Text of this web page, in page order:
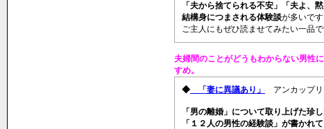
「夫から捨てられる不安」「夫よ、
結構身につまされる体験談が多いです
ご主人にもぜひ読ませてみたい一品で
夫婦間のことがどうもわからない男性
すめ。
◆ 「妻に異議あり」 アンカップ
「男の離婚」について取り上げた珍し
「１２人の男性の経験談」が書かれて